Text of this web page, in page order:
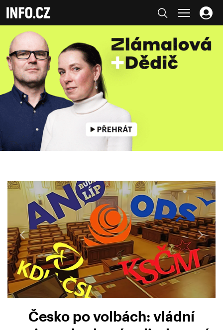
Česko po volbách: vládní